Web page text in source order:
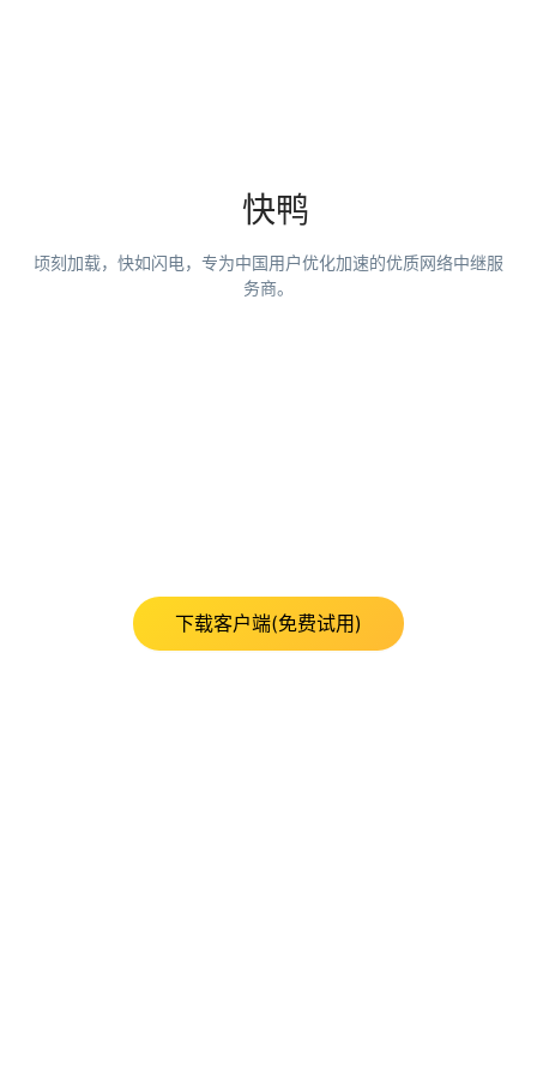
快鸭
顷刻加载，快如闪电，专为中国用户优化加速的优质网络中继服
务商。
下载客户端(免费试用)